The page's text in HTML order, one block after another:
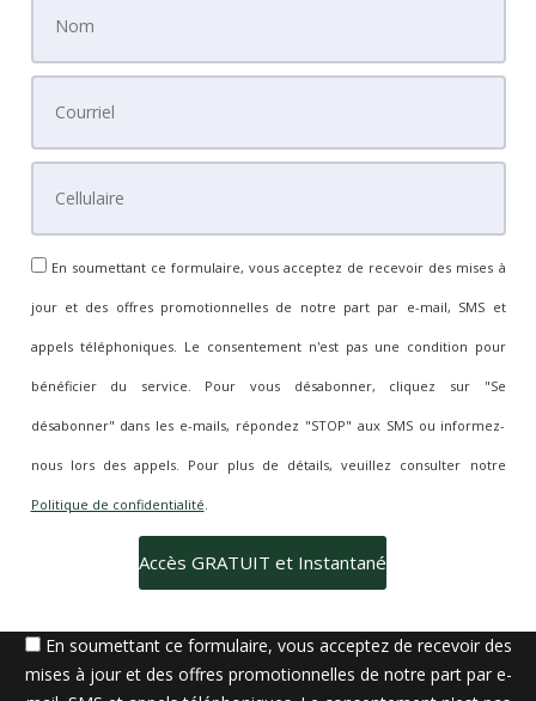
En soumettant ce formulaire, vous acceptez de recevoir des mises à
jour et des offres promotionnelles de notre part par e-mail, SMS et
appels téléphoniques. Le consentement n'est pas une condition pour
bénéficier du service. Pour vous désabonner, cliquez sur "Se
désabonner" dans les e-mails, répondez "STOP" aux SMS ou informez-
nous lors des appels. Pour plus de détails, veuillez consulter notre
Politique de confidentialité.
En soumettant ce formulaire, vous acceptez de recevoir des
mises à jour et des offres promotionnelles de notre part par e-